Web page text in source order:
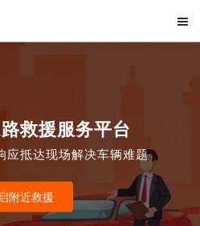

救援服务平台
应抵达现场解决车辆难题
附近救援